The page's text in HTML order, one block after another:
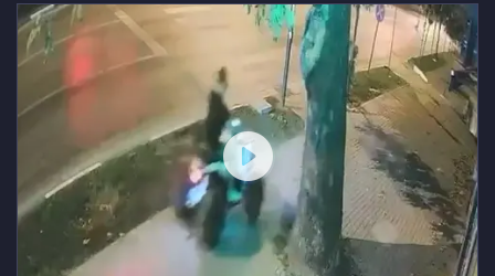
Aziz Yıldırım’ın kızına yönelik
paylaşım yapan şahsa ‘ev hapsi’